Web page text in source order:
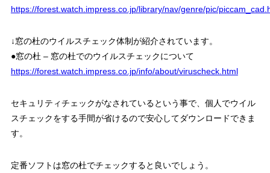
https://forest.watch.impress.co.jp/library/nav/genre/pic/
↓窓の杜のウイルスチェック体制が紹介されています。
●窓の杜 – 窓の杜でのウイルスチェックについて
https://forest.watch.impress.co.jp/info/about/viruscheck.html
セキュリティチェックがなされているという事で、個人でウイル
スチェックをする手間が省けるので安心してダウンロードできま
す。
定番ソフトは窓の杜でチェックすると良いでしょう。